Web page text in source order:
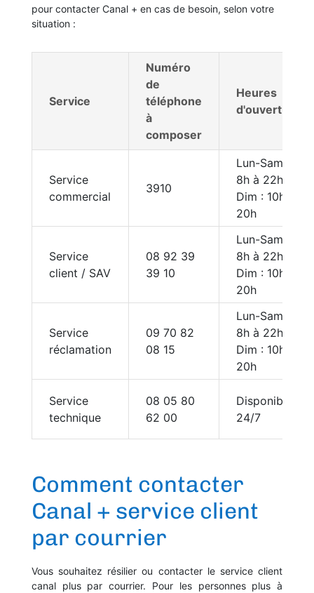
pour contacter Canal + en cas de besoin, selon votre
situation :
Service
Numéro
de
téléphone
à
composer
Heures
d'ouverture
Service
commercial
3910
Lun-Sam :
8h à 22h
Dim : 10h à
20h
Service
client / SAV
08 92 39
39 10
Lun-Sam :
8h à 22h
Dim : 10h à
20h
Service
réclamation
09 70 82
08 15
Lun-Sam :
8h à 22h
Dim : 10h à
20h
Service
technique
08 05 80
62 00
Disponible
24/7
Comment contacter
Canal + service client
par courrier
Vous souhaitez résilier ou contacter le service client
canal plus par courrier. Pour les personnes plus à